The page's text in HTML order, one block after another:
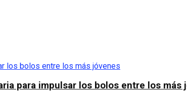
para impulsar los bolos entre los más